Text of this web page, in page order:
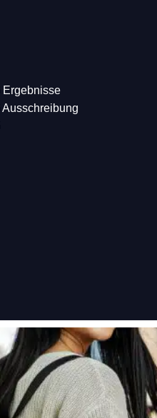
Ergebnisse